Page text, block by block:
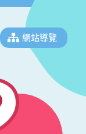
網站導覽